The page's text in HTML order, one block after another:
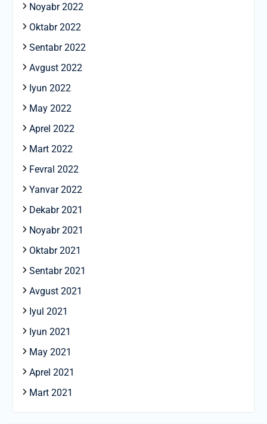
Noyabr 2022
Oktabr 2022
Sentabr 2022
Avgust 2022
Iyun 2022
May 2022
Aprel 2022
Mart 2022
Fevral 2022
Yanvar 2022
Dekabr 2021
Noyabr 2021
Oktabr 2021
Sentabr 2021
Avgust 2021
Iyul 2021
Iyun 2021
May 2021
Aprel 2021
Mart 2021